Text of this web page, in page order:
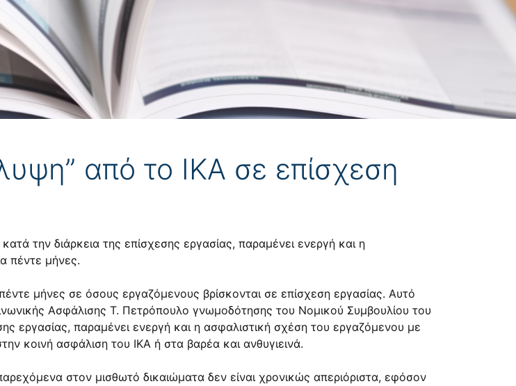
από το ΙΚΑ σε επίσχεση
την διάρκεια της επίσχεσης εργασίας, παραμένει ενεργή και η
πέντε μήνες.
μήνες σε όσους εργαζόμενους βρίσκονται σε επίσχεση εργασίας. Αυτό
Ασφάλισης Τ. Πετρόπουλο γνωμοδότησης του Νομικού Συμβουλίου του
εργασίας, παραμένει ενεργή και η ασφαλιστική σχέση του εργαζόμενου με
κοινή ασφάλιση του ΙΚΑ ή στα βαρέα και ανθυγιεινά.
στον μισθωτό δικαιώματα δεν είναι χρονικώς απεριόριστα, εφόσον